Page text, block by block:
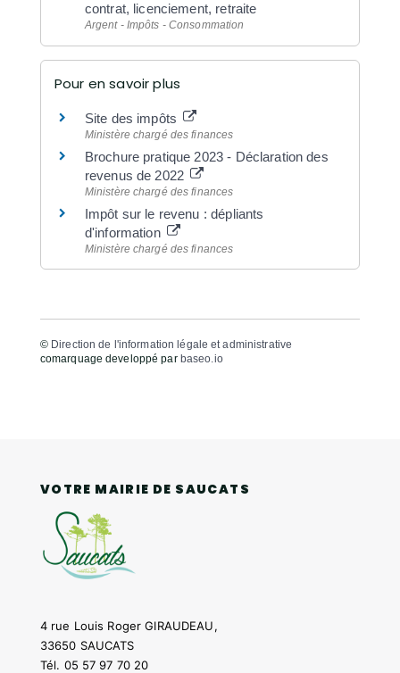
contrat, licenciement, retraite
Argent - Impôts - Consommation
Pour en savoir plus
Site des impôts
Ministère chargé des finances
Brochure pratique 2023 - Déclaration des
revenus de 2022
Ministère chargé des finances
Impôt sur le revenu : dépliants
d'information
Ministère chargé des finances
© Direction de l'information légale et administrative
comarquage developpé par baseo.io
VOTRE MAIRIE DE SAUCATS
4 rue Louis Roger GIRAUDEAU,
33650 SAUCATS
Tél. 05 57 97 70 20